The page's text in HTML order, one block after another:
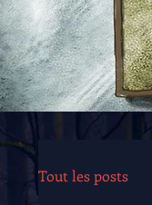
Tout les posts